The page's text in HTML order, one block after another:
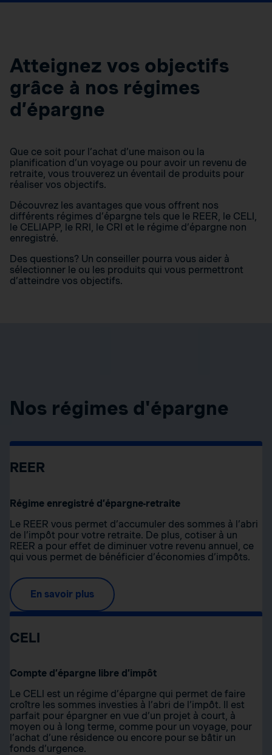
Atteignez vos objectifs
grâce à nos régimes
d’épargne
Que ce soit pour l’achat d’une maison ou la
planification d’un voyage ou pour avoir un revenu de
retraite, vous trouverez un éventail de produits pour
réaliser vos objectifs.
Découvrez les avantages que vous offrent nos
différents régimes d’épargne tels que le REER, le CELI,
le CELIAPP, le RRI, le CRI et le régime d’épargne non
enregistré.
Des questions? Un conseiller pourra vous aider à
sélectionner le ou les produits qui vous permettront
d’atteindre vos objectifs.
Nos régimes d'épargne
REER
Régime enregistré d’épargne-retraite
Le REER vous permet d’accumuler des sommes à l’abri
de l’impôt pour votre retraite. De plus, cotiser à un
REER a pour effet de diminuer votre revenu annuel, ce
qui vous permet de bénéficier d’économies d’impôts.
En savoir plus
CELI
Compte d’épargne libre d’impôt
Le CELI est un régime d’épargne qui permet de faire
croître les sommes investies à l’abri de l’impôt. Il est
parfait pour épargner en vue d’un projet à court, à
moyen ou à long terme, comme pour un voyage, pour
l’achat d’une résidence ou encore pour se bâtir un
fonds d’urgence.